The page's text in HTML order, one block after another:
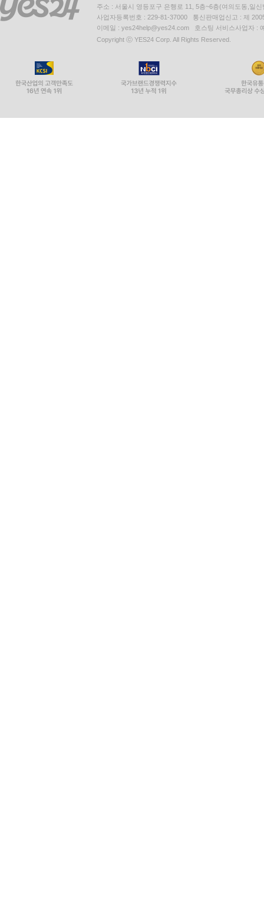
주소 : 서울시 영등포구 은행로 11, 5층~6층(여의도동,일신
사업자등록번호 : 229-81-37000 통신판매업신고 : 제
이메일 : yes24help@yes24.com 호스팅 서비스사업자 :
Copyright ⓒ YES24 Corp. All Rights Reserved.